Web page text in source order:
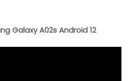
Galaxy A02s Android 12